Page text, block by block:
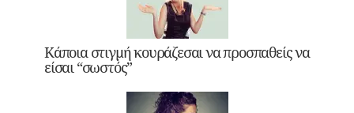
Κάποια στιγμή κουράζεσαι να προσπαθείς να
είσαι “σωστός”